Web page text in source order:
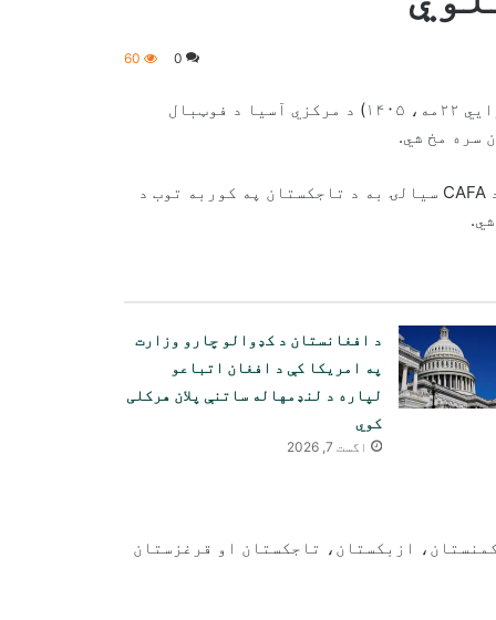
0
60
د افغانستان د ۲۰ کلنو فوټبال ټیم ​​به نن (سه شنبه، د غوایي ۲۲مه، ۱۴۰۵) د مرکزي آسیا د فوټبال
ټاکل شوې ده چې دا لوبه د غرمې په ۱۲:۰۰ بجو ترسره شي؛ د CAFA سیالۍ به د تاجکستان په کوربه توب د
د افغانستان د کډوالو چارو وزارت
په امریکا کې د افغان اتباعو
لپاره د لنډمهاله ساتنې پلان هرکلی
کوي
اگست 7, 2026
ازبکستان، تاجکستان او قرغزستان